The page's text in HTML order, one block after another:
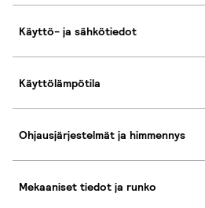
Käyttö- ja sähkötiedot
Käyttölämpötila
Ohjausjärjestelmät ja himmennys
Mekaaniset tiedot ja runko